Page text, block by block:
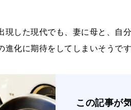
した現代でも、妻に母と、自
進化に期待をしてしまいそうで
この記事が